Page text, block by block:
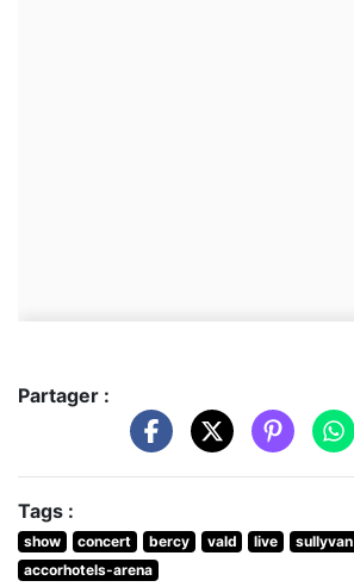
Partager :
Tags :
show concert bercy vald live sullyvan
accorhotels-arena